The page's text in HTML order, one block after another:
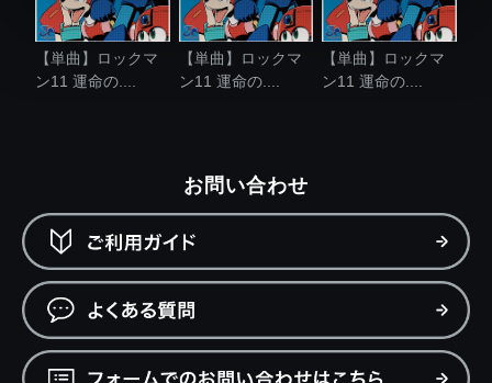
【単曲】ロックマ
ン11 運命の....
【単曲】ロックマ
ン11 運命の....
【単曲】ロックマ
ン11 運命の....
お問い合わせ